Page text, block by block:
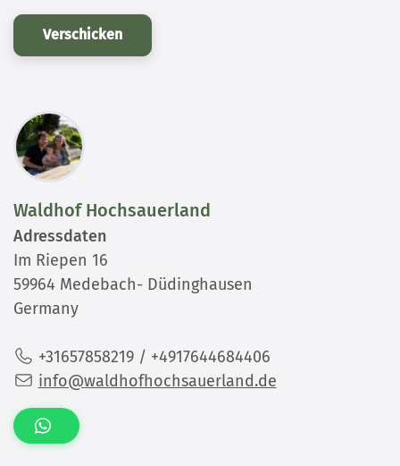
Verschicken
Waldhof Hochsauerland
Adressdaten
Im Riepen 16
59964 Medebach- Düdinghausen
Germany
+31657858219 / +4917644684406
info@waldhofhochsauerland.de